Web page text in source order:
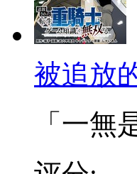
被追放
「一